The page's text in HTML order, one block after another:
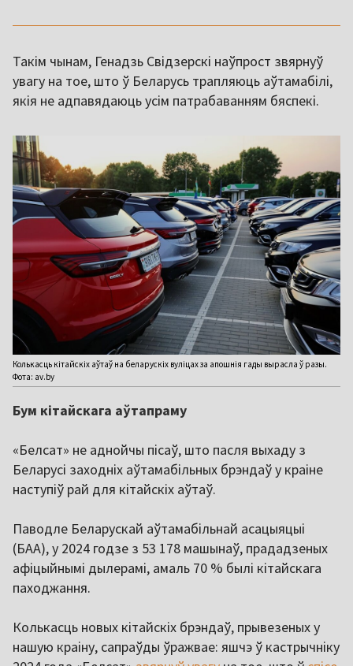
Такім чынам, Генадзь Свідзерскі наўпрост звярнуў
увагу на тое, што ў Беларусь трапляюць аўтамабілі,
якія не адпавядаюць усім патрабаванням бяспекі.
Колькасць кітайскіх аўтаў на беларускіх вуліцах за апошнія гады вырасла ў разы.
Фота: av.by
Бум кітайскага аўтапраму
«Белсат» не аднойчы пісаў, што пасля выхаду з
Беларусі заходніх аўтамабільных брэндаў у краіне
наступіў рай для кітайскіх аўтаў.
Паводле Беларускай аўтамабільнай асацыяцыі
(БАА), у 2024 годзе з 53 178 машынаў, прададзеных
афіцыйнымі дылерамі, амаль 70 % былі кітайскага
паходжання.
Колькасць новых кітайскіх брэндаў, прывезеных у
нашую краіну, сапраўды ўражвае: яшчэ ў кастрычніку